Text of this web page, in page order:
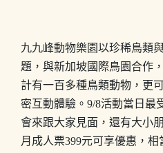
九九峰動物樂園以珍稀鳥類
題，與新加坡國際鳥園合作
計有一百多種鳥類動物，更
密互動體驗。9/8活動當日最
會來跟大家見面，還有大小
月成人票399元可享優惠，